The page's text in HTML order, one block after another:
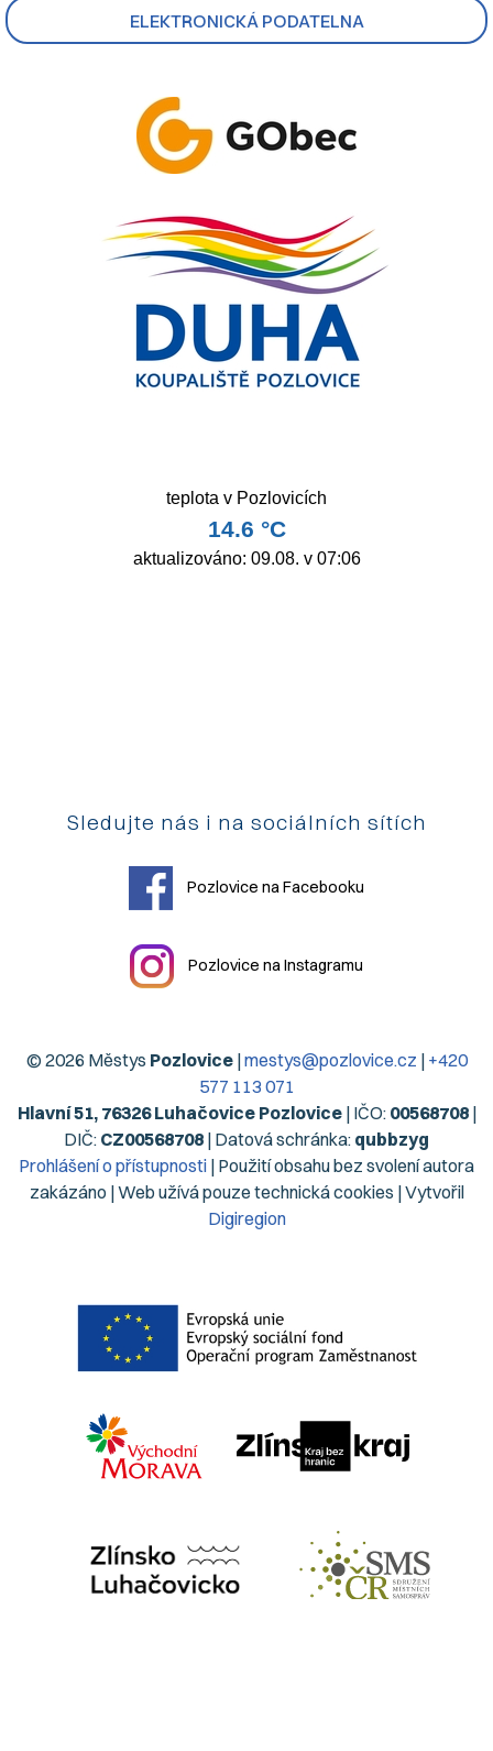
ELEKTRONICKÁ PODATELNA
Sledujte nás i na sociálních sítích
Pozlovice na Facebooku
Pozlovice na Instagramu
© 2026 Městys Pozlovice|mestys@pozlovice.cz | +420
577 113 071
Hlavní 51, 76326 Luhačovice Pozlovice| IČO: 00568708|
DIČ: CZ00568708 | Datová schránka: qubbzyg
Prohlášení o přístupnosti | Použití obsahu bez svolení autora
zakázáno | Web užívá pouze technická cookies | Vytvořil
Digiregion